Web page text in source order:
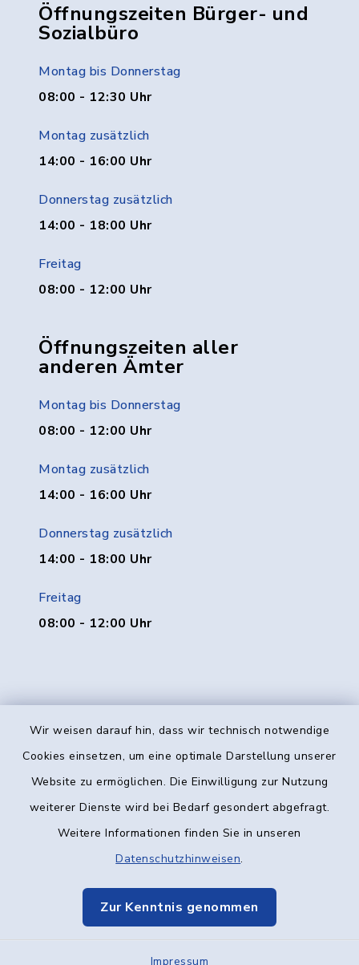
Wir weisen darauf hin, dass wir technisch notwendige
Cookies einsetzen, um eine optimale Darstellung unserer
Website zu ermöglichen. Die Einwilligung zur Nutzung
weiterer Dienste wird bei Bedarf gesondert abgefragt.
Weitere Informationen finden Sie in unseren
Datenschutzhinweisen.
Zur Kenntnis genommen
Impressum
Öffnungszeiten Bürger- und
Sozialbüro
Montag bis Donnerstag
08:00 - 12:30 Uhr
Montag zusätzlich
14:00 - 16:00 Uhr
Donnerstag zusätzlich
14:00 - 18:00 Uhr
Freitag
08:00 - 12:00 Uhr
Öffnungszeiten aller
anderen Ämter
Montag bis Donnerstag
08:00 - 12:00 Uhr
Montag zusätzlich
14:00 - 16:00 Uhr
Donnerstag zusätzlich
14:00 - 18:00 Uhr
Freitag
08:00 - 12:00 Uhr
Kontakt
Datenschutz
Elektronische Kommunikation